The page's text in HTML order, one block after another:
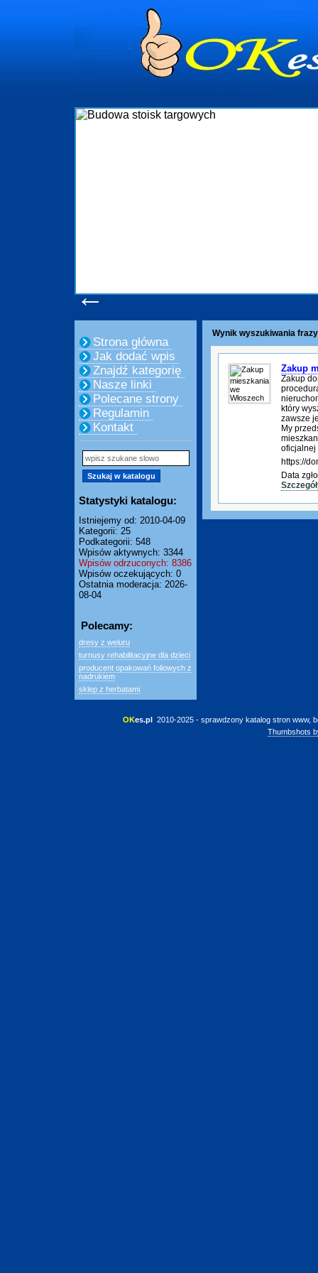
←
Strona główna
Jak dodać wpis
Znajdź kategorię
Nasze linki
Polecane strony
Regulamin
Kontakt
Statystyki katalogu:
Istniejemy od: 2010-04-09
Kategorii: 25
Podkategorii: 548
Wpisów aktywnych: 3344
Wpisów odrzuconych: 8386
Wpisów oczekujących: 0
Ostatnia moderacja: 2026-
08-04
Polecamy:
dresy z weluru
turnusy rehabilitacyjne dla dzieci
producent opakowań foliowych z
nadrukiem
sklep z herbatami
Wynik wyszukiwania
Zakup
Zakup
który
zawsze
My
oficjalnej
https://
Data
OKes.pl 2010-2025 - sprawdzony katalog stron www,
Thumbshots